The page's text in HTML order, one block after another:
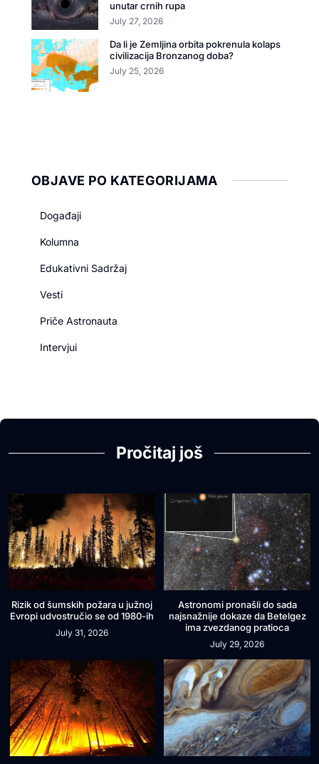
unutar crnih rupa
July 27, 2026
Da li je Zemljina orbita pokrenula kolaps
civilizacija Bronzanog doba?
July 25, 2026
OBJAVE PO KATEGORIJAMA
Događaji
Kolumna
Edukativni Sadržaj
Vesti
Priče Astronauta
Intervjui
Pročitaj još
Rizik od šumskih požara u južnoj
Evropi udvostručio se od 1980-ih
July 31, 2026
Astronomi pronašli do sada
najsnažnije dokaze da Betelgez
ima zvezdanog pratioca
July 29, 2026